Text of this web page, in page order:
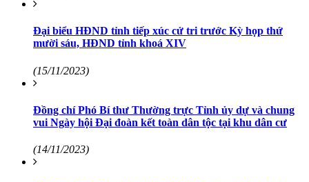
Đại biểu HĐND tỉnh tiếp xúc cử tri trước Kỳ họp thứ
mười sáu, HĐND tỉnh khoá XIV
(15/11/2023)
Đồng chí Phó Bí thư Thường trực Tỉnh ủy dự và chung
vui Ngày hội Đại đoàn kết toàn dân tộc tại khu dân cư
(14/11/2023)